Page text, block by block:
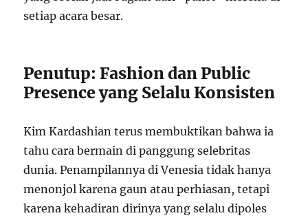
setiap acara besar.
Penutup: Fashion dan Public
Presence yang Selalu Konsisten
Kim Kardashian terus membuktikan bahwa ia
tahu cara bermain di panggung selebritas
dunia. Penampilannya di Venesia tidak hanya
menonjol karena gaun atau perhiasan, tetapi
karena kehadiran dirinya yang selalu dipoles